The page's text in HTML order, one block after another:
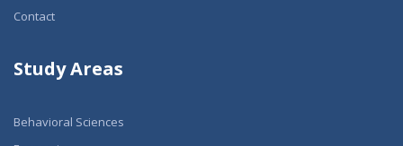
Contact
Study Areas
Behavioral Sciences